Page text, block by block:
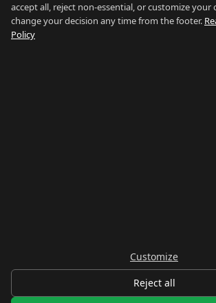
GIBRALTAR
generali sulle localita immobiliari. Non
consulenza finanziaria, fiscale, di
Consultare professionisti qualificati prima
decisioni.
accept all, reject non-essential, or customize your
change your decision any time from the footer.
Policy
Customize
Reject all